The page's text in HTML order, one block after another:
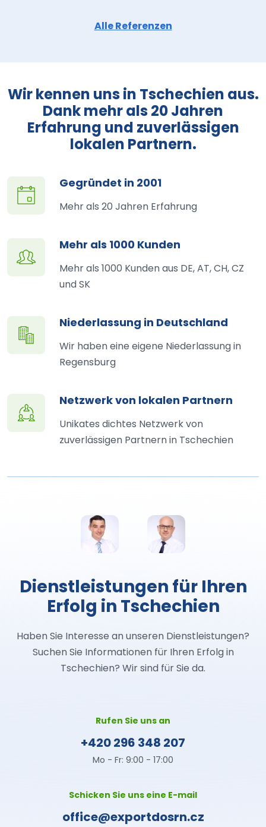
Alle Referenzen
Wir kennen uns in Tschechien aus.
Dank mehr als 20 Jahren
Erfahrung und zuverlässigen
lokalen Partnern.
Gegründet in 2001
Mehr als 20 Jahren Erfahrung
Mehr als 1000 Kunden
Mehr als 1000 Kunden aus DE, AT, CH, CZ
und SK
Niederlassung in Deutschland
Wir haben eine eigene Niederlassung in
Regensburg
Netzwerk von lokalen Partnern
Unikates dichtes Netzwerk von
zuverlässigen Partnern in Tschechien
Dienstleistungen für Ihren
Erfolg in Tschechien
Haben Sie Interesse an unseren Dienstleistungen?
Suchen Sie Informationen für Ihren Erfolg in
Tschechien? Wir sind für Sie da.
Rufen Sie uns an
+420 296 348 207
Mo - Fr: 9:00 - 17:00
Schicken Sie uns eine E-mail
office@exportdosrn.cz